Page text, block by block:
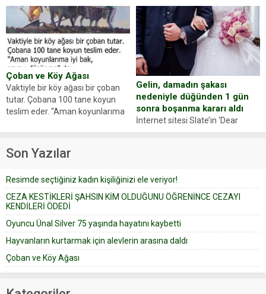
Haberi, oyuncunun menajerlik
ajansı duyurdu. Renda Güner,
sosyal medya hesabında “Usta
Oyuncumuz ve çok değerli
dostumuz...
hayvanlarını kurtarmak isteyen
Zeki Demir (66) ölümden döndü.
Yüzünde ve ellerinde yanıklar
oluşan Demir, kâbus dolu anları
anlattı… Merkeze bağlı...
Çoban ve Köy Ağası
Vaktiyle bir köy ağası bir çoban
tutar. Çobana 100 tane koyun
teslim eder. “Aman koyunlarıma
Çoban koyunları alır gider. Aylar...
Gelin, damadın şakası
nedeniyle düğünden 1 gün
sonra boşanma kararı aldı
İnternet sitesi Slate’in ‘Dear
Prudence’ isimli tavsiye köşesine
yapıştırdığı için düğünden...
Son Yazılar
Resimde seçtiğiniz kadın kişiliğinizi ele veriyor!
CEZA KESTİKLERİ ŞAHSIN KİM OLDUĞUNU ÖĞRENİNCE CEZAYI
KENDİLERİ ÖDEDİ
Oyuncu Ünal Silver 75 yaşında hayatını kaybetti
Hayvanların kurtarmak için alevlerin arasına daldı
Çoban ve Köy Ağası